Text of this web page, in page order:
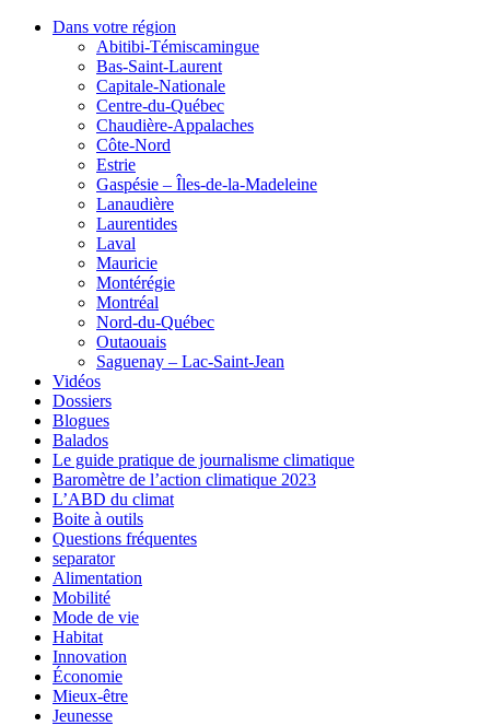
Dans votre région
Abitibi-Témiscamingue
Bas-Saint-Laurent
Capitale-Nationale
Centre-du-Québec
Chaudière-Appalaches
Côte-Nord
Estrie
Gaspésie – Îles-de-la-Madeleine
Lanaudière
Laurentides
Laval
Mauricie
Montérégie
Montréal
Nord-du-Québec
Outaouais
Saguenay – Lac-Saint-Jean
Vidéos
Dossiers
Blogues
Balados
Le guide pratique de journalisme climatique
Baromètre de l’action climatique 2023
L’ABD du climat
Boite à outils
Questions fréquentes
separator
Alimentation
Mobilité
Mode de vie
Habitat
Innovation
Économie
Mieux-être
Jeunesse